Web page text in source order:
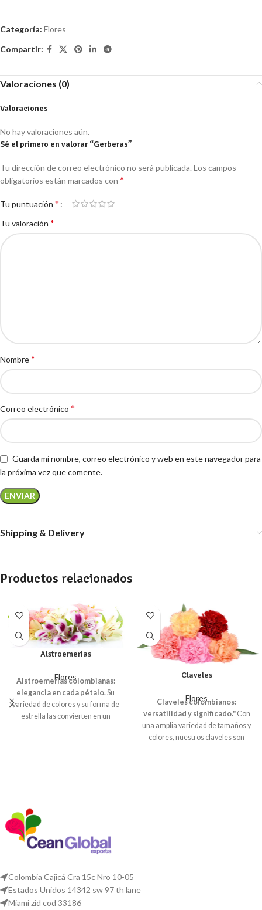
Categoría: Flores
Compartir:
Valoraciones (0)
Valoraciones
No hay valoraciones aún.
Sé el primero en valorar “Gerberas”
Tu dirección de correo electrónico no será publicada. Los campos
obligatorios están marcados con *
Tu puntuación *
Tu valoración *
Nombre*
Correo electrónico *
Guarda mi nombre, correo electrónico y web en este navegador para
la próxima vez que comente.
Shipping & Delivery
Productos relacionados
Alstroemerias
Flores
Alstroemerias colombianas:
elegancia en cada pétalo.Su
variedad de colores y su forma de
estrella las convierten en un
delicadeza y resistencia.
para arreglos florales que
requieren un toque de sofisticación
y durabilidad.
Claveles
Flores
Claveles colombianos:
versatilidad y significado."Con
una amplia variedad de tamaños y
colores, nuestros claveles son
Colombia Cajicá Cra 15c Nro 10-05
Estados Unidos 14342 sw 97 th lane
Miami zid cod 33186